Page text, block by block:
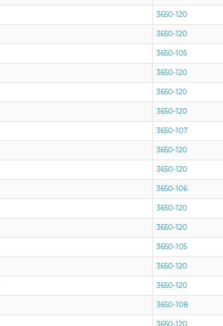
3650-120
3650-120
3650-105
3650-120
3650-120
3650-120
3650-107
3650-120
3650-120
3650-106
3650-120
3650-120
3650-105
3650-120
3650-120
3650-108
3650-120